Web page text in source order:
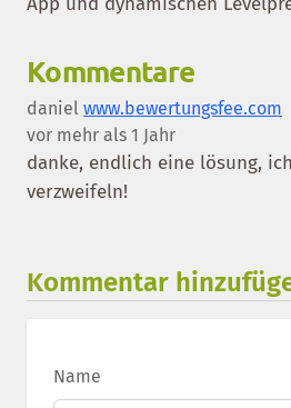
Kommentare
daniel www.bewertungsfee.com
vor mehr als 1 Jahr
danke, endlich eine lösung,
verzweifeln!
Kommentar
Name